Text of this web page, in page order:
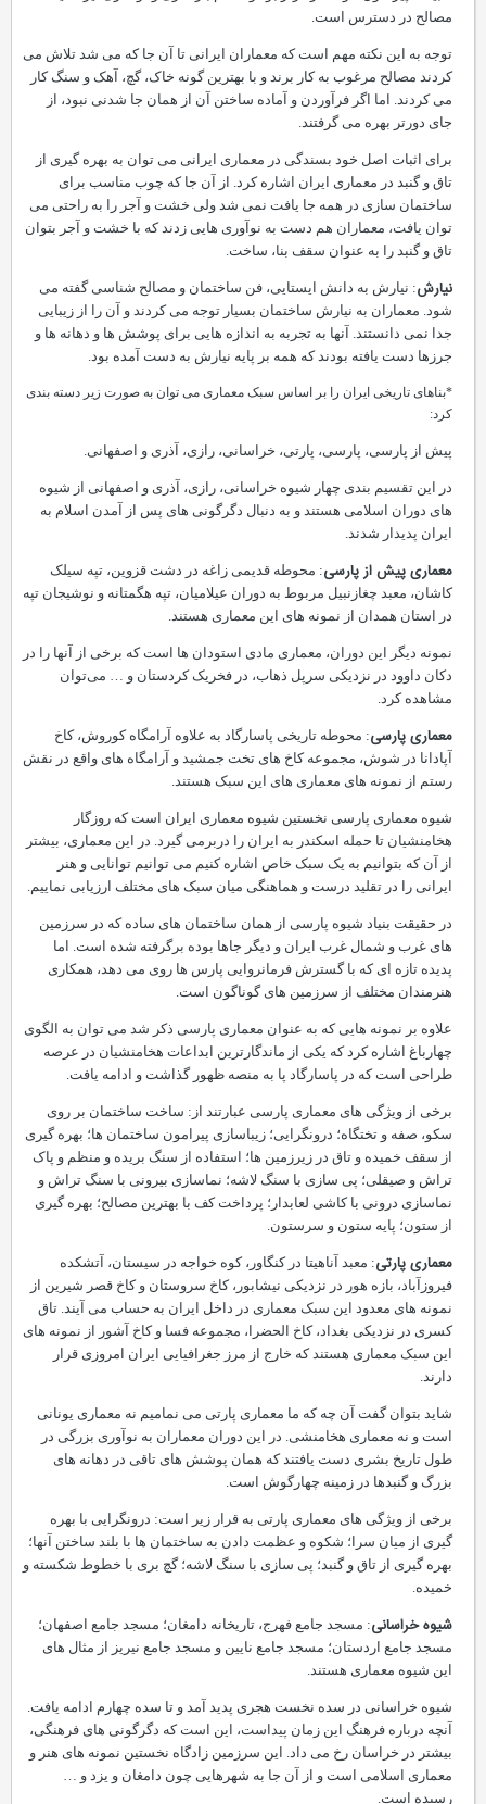
مصالح در دسترس است.
توجه به این نکته مهم است که معماران ایرانی تا آن جا که می شد تلاش می
کردند مصالح مرغوب به کار برند و با بهترین گونه خاک، گچ، آهک و سنگ کار
می کردند. اما اگر فرآوردن و آماده ساختن آن از همان جا شدنی نبود، از
جای دورتر بهره می گرفتند.
برای اثبات اصل خود بسندگی در معماری ایرانی می توان به بهره گیری از
تاق و گنبد در معماری ایران اشاره کرد. از آن جا که چوب مناسب برای
ساختمان سازی در همه جا یافت نمی شد ولی خشت و آجر را به راحتی می
توان یافت، معماران هم دست به نوآوری هایی زدند که با خشت و آجر بتوان
تاق و گنبد را به عنوان سقف بنا، ساخت.
نیارش: نیارش به دانش ایستایی، فن ساختمان و مصالح شناسی گفته می
شود. معماران به نیارش ساختمان بسیار توجه می کردند و آن را از زیبایی
جدا نمی دانستند. آنها به تجربه به اندازه هایی برای پوشش ها و دهانه ها و
جرزها دست یافته بودند که همه بر پایه نیارش به دست آمده بود.
*بناهای تاریخی ایران را بر اساس سبک معماری می توان به صورت زیر دسته بندی
کرد:
پیش از پارسی، پارسی، پارتی، خراسانی، رازی، آذری و اصفهانی.
در این تقسیم بندی چهار شیوه خراسانی، رازی، آذری و اصفهانی از شیوه
های دوران اسلامی هستند و به دنبال دگرگونی های پس از آمدن اسلام به
ایران پدیدار شدند.
معماری پیش از پارسی: محوطه قدیمی زاغه در دشت قزوین، تپه سیلک
کاشان، معبد چغازنبیل مربوط به دوران عیلامیان، تپه هگمتانه و نوشیجان تپه
در استان همدان از نمونه های این معماری هستند.
نمونه دیگر این دوران، معماری مادی استودان ها است که برخی از آنها را در
دکان داوود در نزدیکی سرپل ذهاب، در فخریک کردستان و … می‌توان
مشاهده کرد.
معماری پارسی: محوطه تاریخی پاسارگاد به علاوه آرامگاه کوروش، کاخ
آپادانا در شوش، مجموعه کاخ های تخت جمشید و آرامگاه های واقع در نقش
رستم از نمونه های معماری های این سبک هستند.
شیوه معماری پارسی نخستین شیوه معماری ایران است که روزگار
هخامنشیان تا حمله اسکندر به ایران را دربرمی گیرد. در این معماری، بیشتر
از آن که بتوانیم به یک سبک خاص اشاره کنیم می توانیم توانایی و هنر
ایرانی را در تقلید درست و هماهنگی میان سبک های مختلف ارزیابی نماییم.
در حقیقت بنیاد شیوه پارسی از همان ساختمان های ساده که در سرزمین
های غرب و شمال غرب ایران و دیگر جاها بوده برگرفته شده است. اما
پدیده تازه ای که با گسترش فرمانروایی پارس ها روی می دهد، همکاری
هنرمندان مختلف از سرزمین های گوناگون است.
علاوه بر نمونه هایی که به عنوان معماری پارسی ذکر شد می توان به الگوی
چهارباغ اشاره کرد که یکی از ماندگارترین ابداعات هخامنشیان در عرصه
طراحی است که در پاسارگاد پا به منصه ظهور گذاشت و ادامه یافت.
برخی از ویژگی های معماری پارسی عبارتند از: ساخت ساختمان بر روی
سکو، صفه و تختگاه؛ درونگرایی؛ زیباسازی پیرامون ساختمان ها؛ بهره گیری
از سقف خمیده و تاق در زیرزمین ها؛ استفاده از سنگ بریده و منظم و پاک
تراش و صیقلی؛ پی سازی با سنگ لاشه؛ نماسازی بیرونی با سنگ تراش و
نماسازی درونی با کاشی لعابدار؛ پرداخت کف با بهترین مصالح؛ بهره گیری
از ستون؛ پایه ستون و سرستون.
معماری پارتی: معبد آناهیتا در کنگاور، کوه خواجه در سیستان، آتشکده
فیروزآباد، بازه هور در نزدیکی نیشابور، کاخ سروستان و کاخ قصر شیرین از
نمونه های معدود این سبک معماری در داخل ایران به حساب می آیند. تاق
کسری در نزدیکی بغداد، کاخ الحضرا، مجموعه فسا و کاخ آشور از نمونه های
این سبک معماری هستند که خارج از مرز جغرافیایی ایران امروزی قرار
دارند.
شاید بتوان گفت آن چه که ما معماری پارتی می نمامیم نه معماری یونانی
است و نه معماری هخامنشی. در این دوران معماران به نوآوری بزرگی در
طول تاریخ بشری دست یافتند که همان پوشش های تاقی در دهانه های
بزرگ و گنبدها در زمینه چهارگوش است.
برخی از ویژگی های معماری پارتی به قرار زیر است: درونگرایی با بهره
گیری از میان سرا؛ شکوه و عظمت دادن به ساختمان ها با بلند ساختن آنها؛
بهره گیری از تاق و گنبد؛ پی سازی با سنگ لاشه؛ گچ بری با خطوط شکسته و
خمیده.
شیوه خراسانی: مسجد جامع فهرج، تاریخانه دامغان؛ مسجد جامع اصفهان؛
مسجد جامع اردستان؛ مسجد جامع نایین و مسجد جامع نیریز از مثال های
این شیوه معماری هستند.
شیوه خراسانی در سده نخست هجری پدید آمد و تا سده چهارم ادامه یافت.
آنچه درباره فرهنگ این زمان پیداست، این است که دگرگونی های فرهنگی،
بیشتر در خراسان رخ می داد. این سرزمین زادگاه نخستین نمونه های هنر و
معماری اسلامی است و از آن جا به شهرهایی چون دامغان و یزد و …
رسیده است.